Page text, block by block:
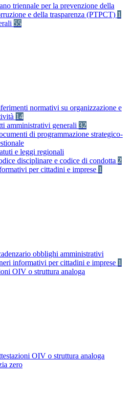
triennale per la prevenzione della
e della trasparenza (PTPCT) 1
55
normativi su organizzazione e
14
amministrativi generali 32
di programmazione strategico-
e leggi regionali
disciplinare e codice di condotta 2
per cittadini e imprese 1
obblighi amministrativi
informativi per cittadini e imprese 1
OIV o struttura analoga
OIV o struttura analoga
zero